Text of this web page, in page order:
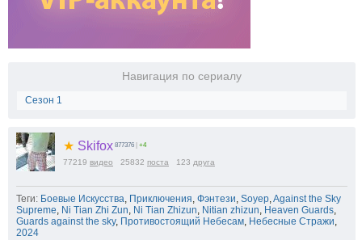
Навигация по сериалу
Сезон 1
★ Skifox 877376 +4
77219 видео 25832 поста 123 друга
Теги: Боевые Искусства, Приключения, Фэнтези, Soyep,Against the Sky
Supreme, Ni Tian Zhi Zun, Ni Tian Zhizun, Nitian zhizun, Heaven Guards,
Guards against the sky, Противостоящий Небесам, Небесные Стражи,
2024